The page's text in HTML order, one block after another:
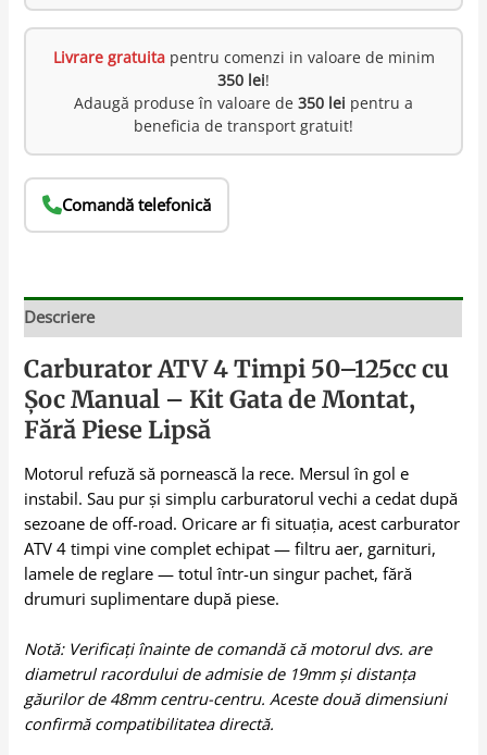
Livrare gratuitapentru comenzi in valoare de minim
350 lei!
Adaugă produse în valoare de 350 lei pentru a
beneficia de transport gratuit!
Comandă telefonică
Descriere
Carburator ATV 4 Timpi 50–125cc cu
Șoc Manual – Kit Gata de Montat,
Fără Piese Lipsă
Motorul refuză să pornească la rece. Mersul în gol e
instabil. Sau pur și simplu carburatorul vechi a cedat după
sezoane de off-road. Oricare ar fi situația, acest carburator
ATV 4 timpi vine complet echipat — filtru aer, garnituri,
lamele de reglare — totul într-un singur pachet, fără
drumuri suplimentare după piese.
Notă: Verificați înainte de comandă că motorul dvs. are
diametrul racordului de admisie de 19mm și distanța
găurilor de 48mm centru-centru. Aceste două dimensiuni
confirmă compatibilitatea directă.